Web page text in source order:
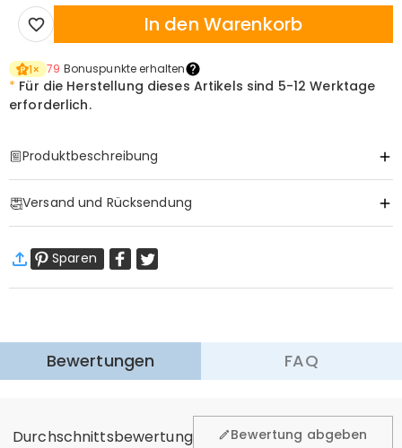
In den Warenkorb
1× 79 Bonuspunkte erhalten
* Für die Herstellung dieses Artikels sind 5-12 Werktage
erforderlich.
Produktbeschreibung
Versand und Rücksendung
Standardversand
9-18
Arbeitstage
Mehr erfahren
fühlen. Deshalb bieten wir Ihnen 60 Tage Rückgaberecht.
Sparen
Bewertungen FAQ
Durchschnittsbewertung Bewertung abgeben